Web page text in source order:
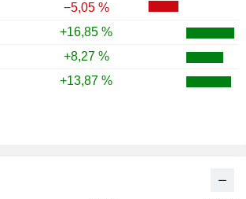
−5,05 %
+16,85 %
+8,27 %
+13,87 %